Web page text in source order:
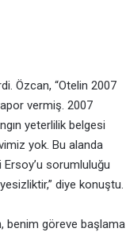
Özcan, “Otelin 2007
vermiş. 2007
yeterlilik belgesi
yok. Bu alanda
Ersoy’u sorumluluğu
diye konuştu.
benim göreve başlama